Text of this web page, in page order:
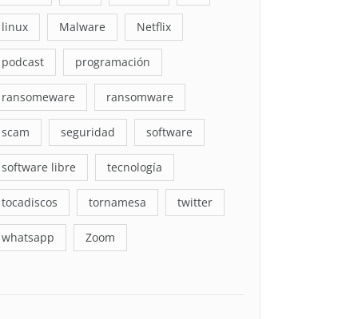
linux Malware Netflix
podcast programación
ransomeware ransomware
scam seguridad software
software libre tecnología
tocadiscos tornamesa twitter
whatsapp Zoom